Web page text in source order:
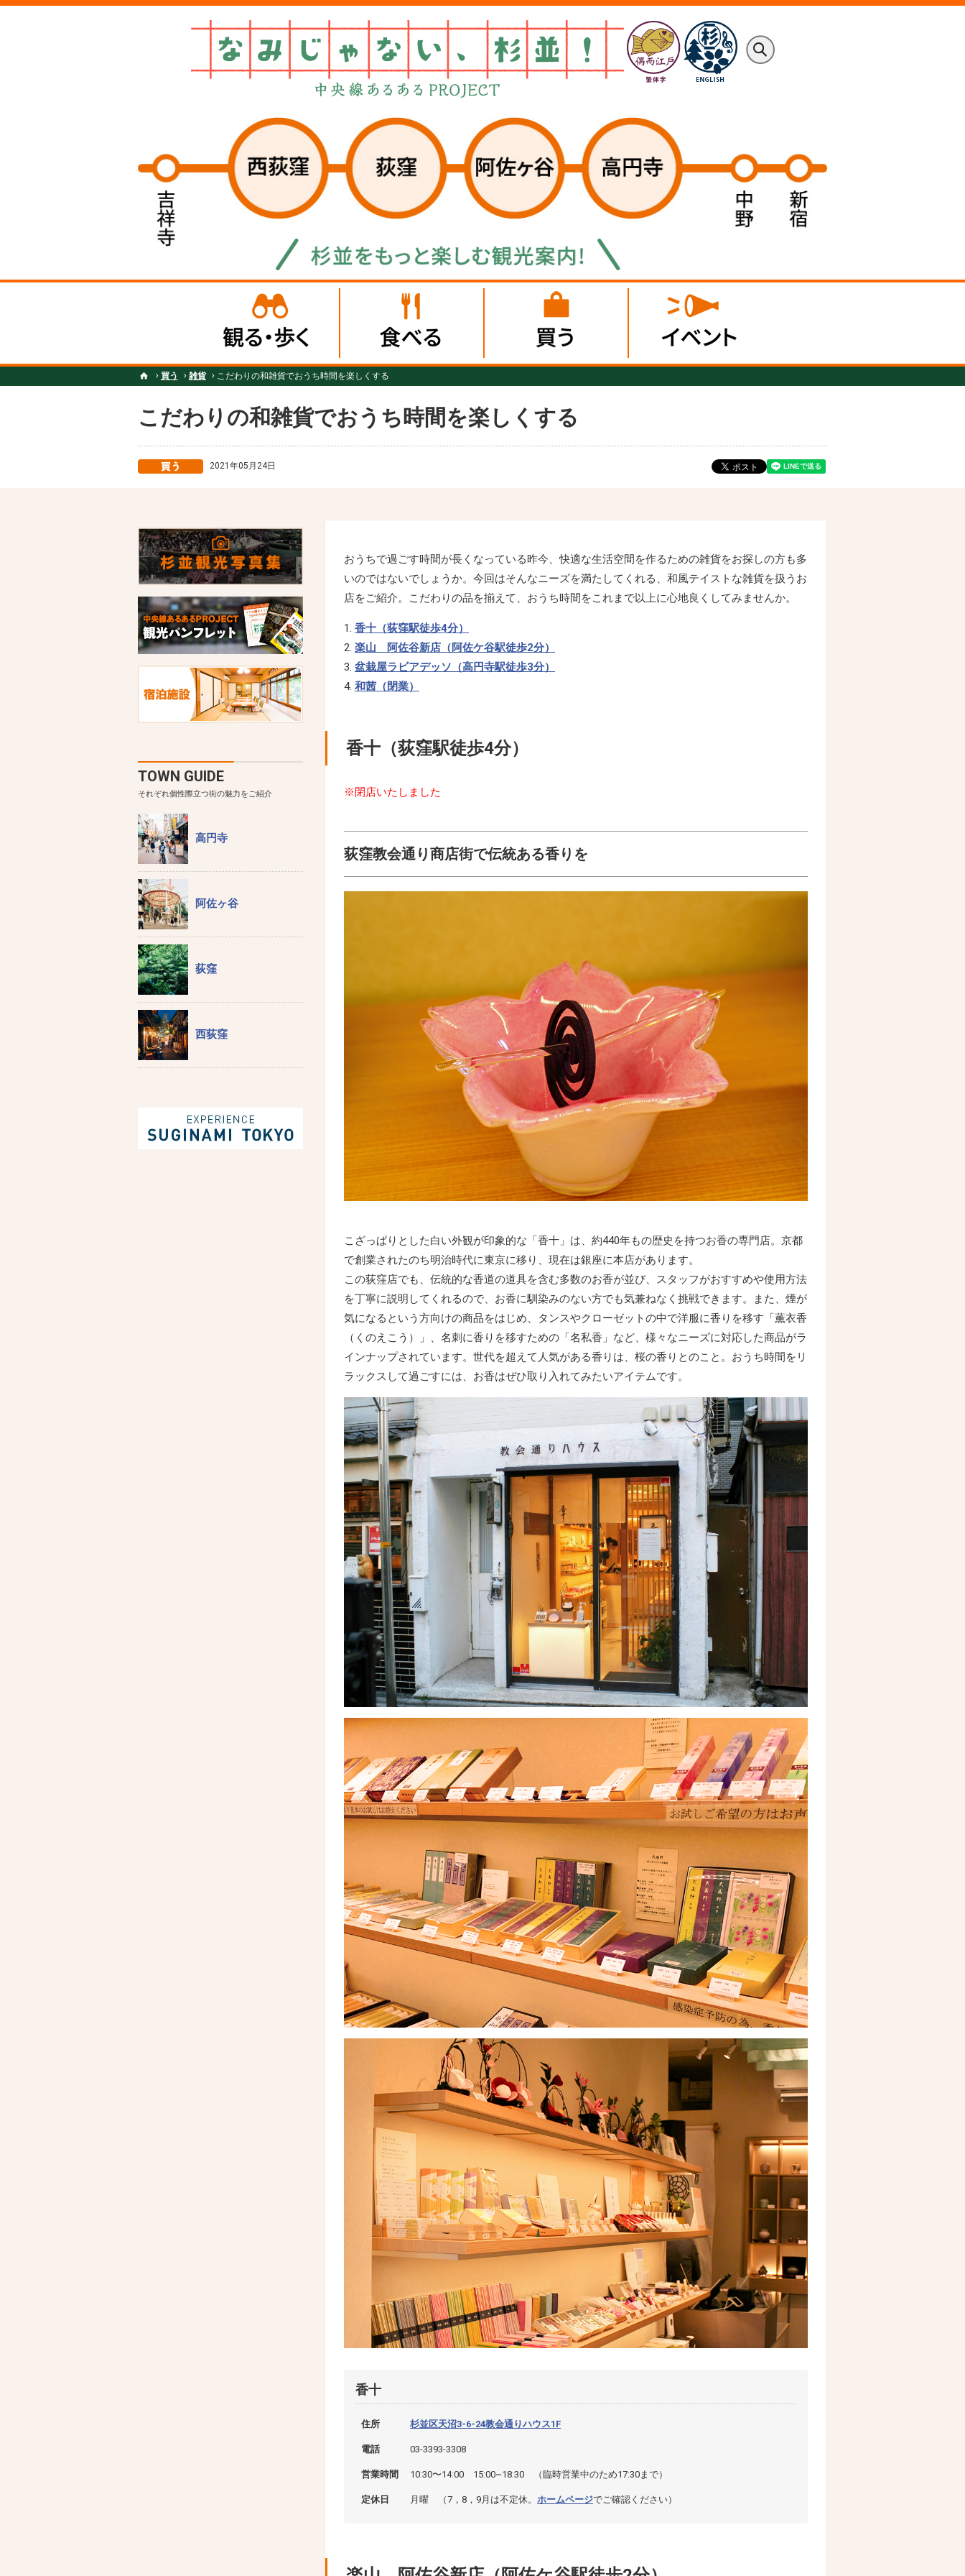
買う 雑貨 こだわりの和雑貨でおうち時間を楽しくする
こだわりの和雑貨でおうち時間を楽しくする
2021年05月24日
おうちで過ごす時間が長くなっている昨今、快適な生活空間を作るための雑貨をお探しの方も多
いのではないでしょうか。今回はそんなニーズを満たしてくれる、和風テイストな雑貨を扱うお
店をご紹介。こだわりの品を揃えて、おうち時間をこれまで以上に心地良くしてみませんか。
香十（荻窪駅徒歩4分）
楽山 阿佐谷新店（阿佐ケ谷駅徒歩2分）
盆栽屋ラビアデッソ（高円寺駅徒歩3分）
和茜（閉業）
香十（荻窪駅徒歩4分）
※閉店いたしました
荻窪教会通り商店街で伝統ある香りを
こざっぱりとした白い外観が印象的な「香十」は、約440年もの歴史を持つお香の専門店。京都
で創業されたのち明治時代に東京に移り、現在は銀座に本店があります。
この荻窪店でも、伝統的な香道の道具を含む多数のお香が並び、スタッフがおすすめや使用方法
を丁寧に説明してくれるので、お香に馴染みのない方でも気兼ねなく挑戦できます。また、煙が
気になるという方向けの商品をはじめ、タンスやクローゼットの中で洋服に香りを移す「薫衣香
（くのえこう）」、名刺に香りを移すための「名私香」など、様々なニーズに対応した商品がラ
インナップされています。世代を超えて人気がある香りは、桜の香りとのこと。おうち時間をリ
ラックスして過ごすには、お香はぜひ取り入れてみたいアイテムです。
香十
住所 杉並区天沼3-6-24教会通りハウス1F
電話 03-3393-3308
営業時間 10:30〜14:00 15:00~18:30 （臨時営業中のため17:30まで）
定休日 月曜 （7，8，9月は不定休。 ホームページでご確認ください）
TOWN GUIDE
それぞれ個性際立つ街の魅力をご紹介
高円寺
阿佐ヶ谷
荻窪
西荻窪